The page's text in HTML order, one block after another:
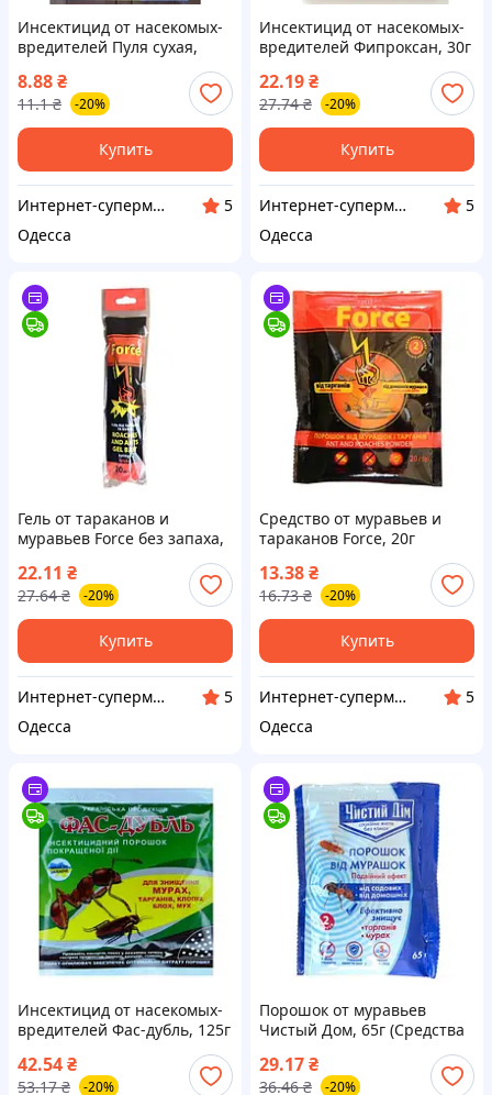
Инсектицид от насекомых-
вредителей Пуля сухая,
муравьев, тараканов, блох
и клопов)
8.88₴
11.1 ₴ -20%
Купить
Интернет-супермаркет Купа
5
Одесса
Инсектицид от насекомых-
вредителей Фипроксан, 30г
тараканов, блох и клопов)
22.19₴
27.74 ₴ -20%
Купить
Интернет-супермаркет Купа
5
Одесса
Гель от тараканов и
муравьев Force без запаха,
шприц 20мл. (Средства от
муравьев, тараканов, блох
и клопов)
22.11 ₴
27.64 ₴ -20%
Купить
Интернет-супермаркет Купа
5
Одесса
Средство от муравьев и
тараканов Force, 20г
тараканов, блох и клопов)
13.38₴
16.73 ₴ -20%
Купить
Интернет-супермаркет Купа
5
Одесса
Инсектицид от насекомых-
вредителей Фас-дубль, 125г
тараканов, блох и клопов)
42.54₴
53.17 ₴ -20%
Порошок от муравьев
Чистый Дом, 65г (Средства
блох и клопов)
29.17₴
36.46 ₴ -20%